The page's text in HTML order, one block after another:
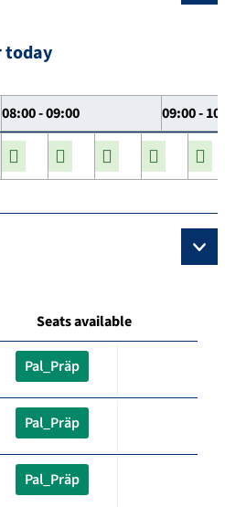
today
08:00 - 09:00 09:00 -
Seats available
Pal_Präp
Pal_Präp
Pal_Präp